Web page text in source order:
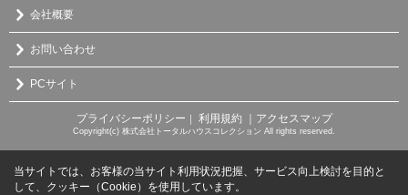
会社概要
お問い合わせ
PCサイト
プライバシーポリシー ｜ 利用規約 ｜アクセスマップ
Copyright(c) 株式会社トータルハウスコレクション All rights reserved.
当サイトでは、お客様の当サイト利用状況把握、サービス向上検討を目的と
して、クッキー（Cookie）を使用しています。